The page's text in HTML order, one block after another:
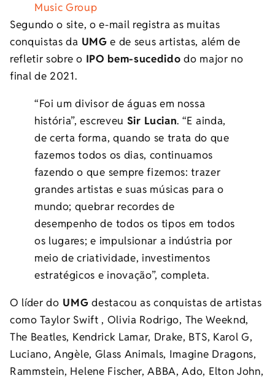
Music Group
Segundo o site, o e-mail registra as muitas
conquistas da UMG e de seus artistas, além de
refletir sobre o IPO bem-sucedido do major no
final de 2021.
“Foi um divisor de águas em nossa
história”, escreveu Sir Lucian. “E ainda,
de certa forma, quando se trata do que
fazemos todos os dias, continuamos
fazendo o que sempre fizemos: trazer
grandes artistas e suas músicas para o
mundo; quebrar recordes de
desempenho de todos os tipos em todos
os lugares; e impulsionar a indústria por
meio de criatividade, investimentos
estratégicos e inovação”, completa.
O líder do UMG destacou as conquistas de artistas
comoTaylor Swift , Olivia Rodrigo, The Weeknd,
The Beatles, Kendrick Lamar, Drake, BTS, Karol G,
Luciano, Angèle, Glass Animals, Imagine Dragons,
Rammstein, Helene Fischer, ABBA, Ado, Elton John,